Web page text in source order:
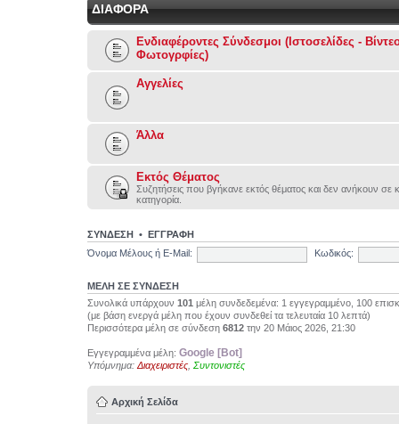
ΔΙΑΦΟΡΑ
Ενδιαφέροντες Σύνδεσμοι (Ιστοσελίδες -
Φωτογρφίες)
Αγγελίες
Άλλα
Εκτός Θέματος
Συζητήσεις που βγήκανε εκτός θέματος και δεν ανήκουν σε
κατηγορία.
ΣΥΝΔΕΣΗ • ΕΓΓΡΑΦΗ
Όνομα Μέλους ή E-Mail:
Κωδικός:
ΜΕΛΗ ΣΕ ΣΥΝΔΕΣΗ
Συνολικά υπάρχουν 101 μέλη συνδεδεμένα: 1 εγγεγραμμένο, 100
(με βάση ενεργά μέλη που έχουν συνδεθεί τα τελευταία 10 λεπτά)
Περισσότερα μέλη σε σύνδεση 6812 την 20 Μάιος 2026, 21:30
Εγγεγραμμένα μέλη: Google [Bot]
Υπόμνημα: Διαχειριστές Συντονιστές
Αρχική Σελίδα